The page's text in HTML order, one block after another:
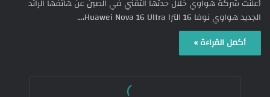
أعلنت شركة هواوي خلال حدثها التقني في الصين عن هاتفها الرائد
الجديد هواوي نوفا 16 الترا Huawei Nova 16 Ultra،…
أكمل القراءة »